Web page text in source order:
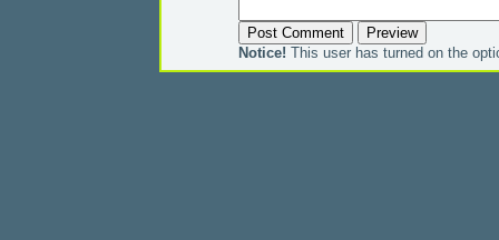
Notice! This user has turned on the